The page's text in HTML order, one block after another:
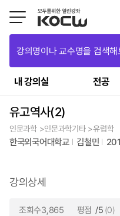
강의명이나 교수명을 검색
내 강의실 전공
유고역사(2)
인문과학 >인문과학기타 >유럽학
한국외국어대학교 김철민
강의상세
조회수3,865 평점 /5 (0)